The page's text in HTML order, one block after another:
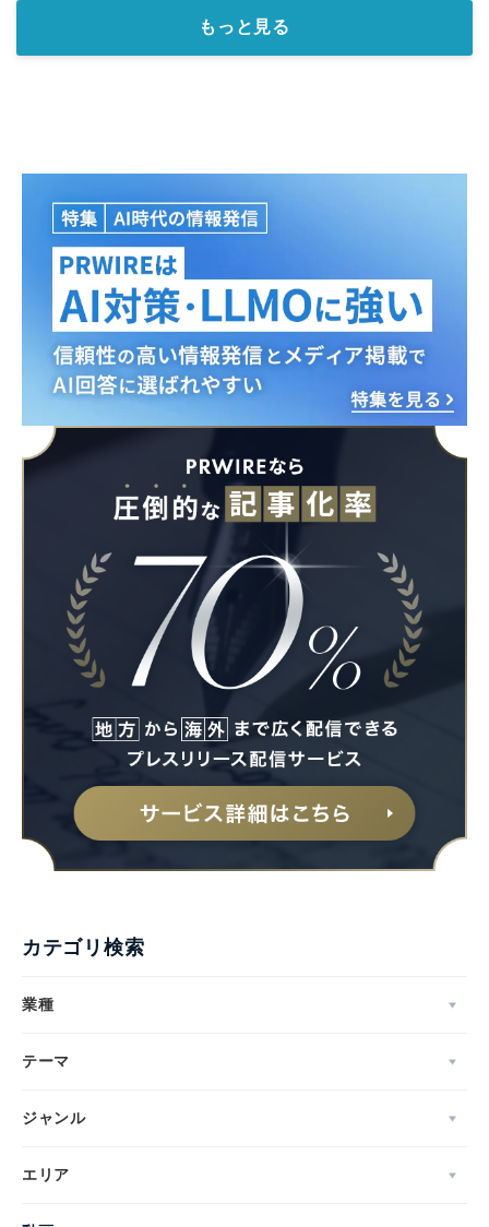
もっと見る
カテゴリ検索
業種
テーマ
ジャンル
エリア